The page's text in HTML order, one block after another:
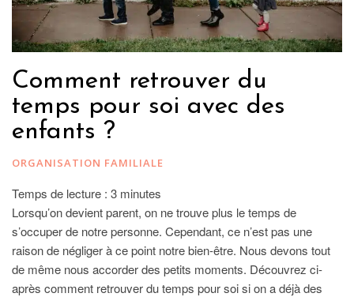
Comment retrouver du
temps pour soi avec des
enfants ?
ORGANISATION FAMILIALE
Temps de lecture : 3 minutes
Lorsqu’on devient parent, on ne trouve plus le temps de
s’occuper de notre personne. Cependant, ce n’est pas une
raison de négliger à ce point notre bien-être. Nous devons tout
de même nous accorder des petits moments. Découvrez ci-
après comment retrouver du temps pour soi si on a déjà des